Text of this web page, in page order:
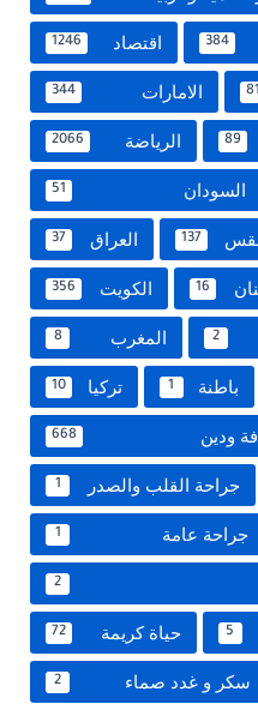
384 اقتصاد 1246
81 الامارات 344
89 الرياضة 2066
السودان 51
137 العراق 37
16 الكويت 356
2 المغرب 8
باطنة 1 تركيا 10
ودين 668
جراحة القلب والصدر 1
جراحة عامة 1
2
5 حياة كريمة 72
سكر و غدد صماء 2